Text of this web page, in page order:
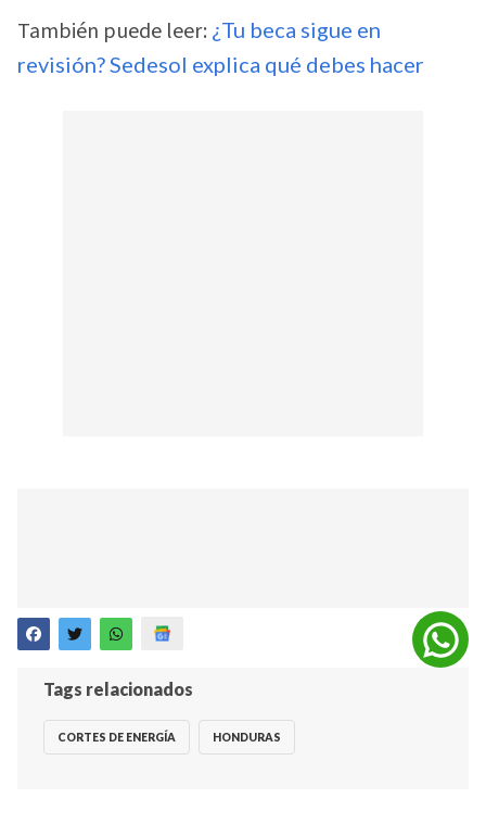
También puede leer: ¿Tu beca sigue en
revisión? Sedesol explica qué debes hacer
Tags relacionados
CORTES DE ENERGÍA HONDURAS